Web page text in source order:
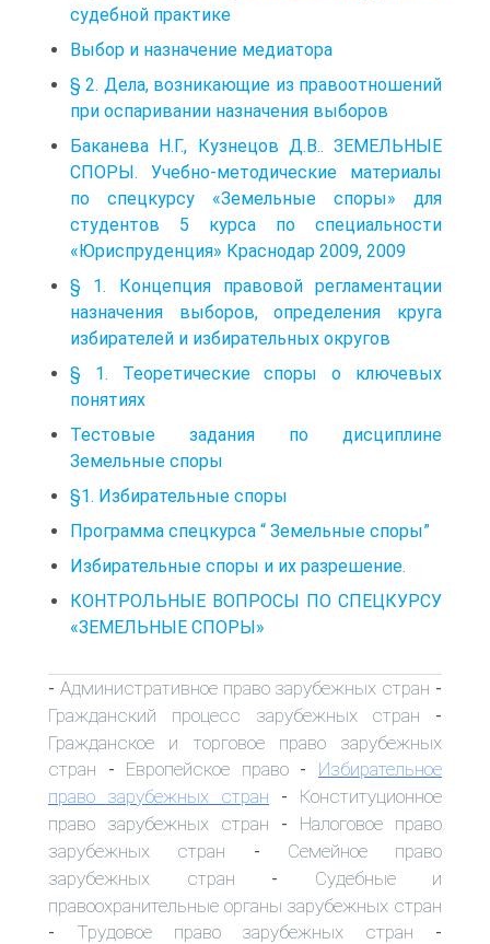
судебной практике
Выбор и назначение медиатора
§ 2. Дела, возникающие из правоотношений
при оспаривании назначения выборов
Баканева Н.Г., Кузнецов Д.В.. ЗЕМЕЛЬНЫЕ
СПОРЫ. Учебно-методические материалы
по спецкурсу «Земельные споры» для
студентов 5 курса по специальности
«Юриспруденция» Краснодар 2009, 2009
§ 1. Концепция правовой регламентации
назначения выборов, определения круга
избирателей и избирательных округов
§ 1. Теоретические споры о ключевых
понятиях
Тестовые задания по дисциплине
Земельные споры
§1. Избирательные споры
Программа спецкурса “ Земельные споры”
Избирательные споры и их разрешение.
КОНТРОЛЬНЫЕ ВОПРОСЫ ПО СПЕЦКУРСУ
«ЗЕМЕЛЬНЫЕ СПОРЫ»
- Административное право зарубежных стран -
Гражданский процесс зарубежных стран -
Гражданское и торговое право зарубежных
стран - Европейское право- Избирательное
право зарубежных стран - Конституционное
право зарубежных стран - Налоговое право
зарубежных стран - Семейное право
зарубежных стран - Судебные и
правоохранительные органы зарубежных стран
- Трудовое право зарубежных стран -